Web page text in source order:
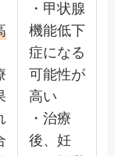
・甲状腺
機能低下
症になる
可能性が
高い
・治療
後、妊